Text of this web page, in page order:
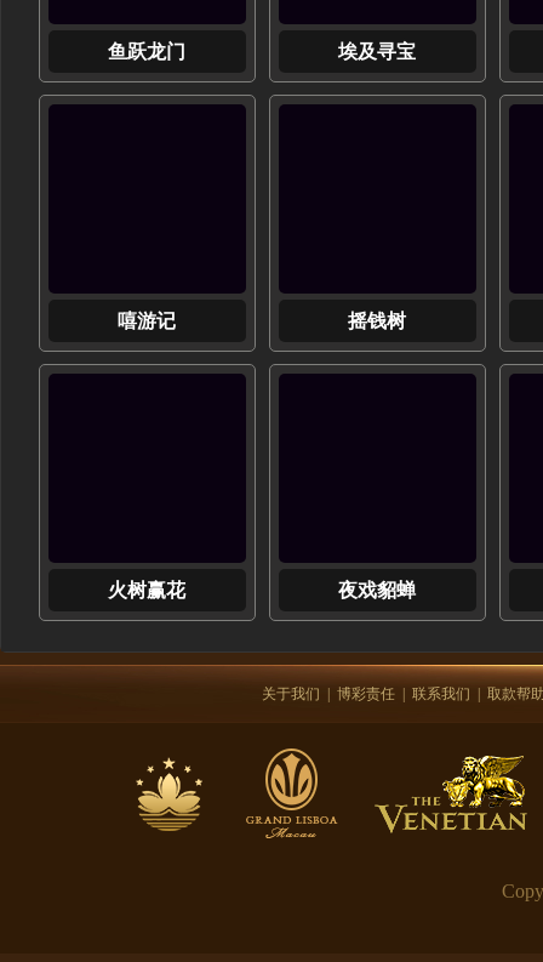
鱼跃龙门 埃及寻宝
嘻游记 摇钱树
火树赢花 夜戏貂蝉
关于我们 博彩责任 联系我们 取款帮